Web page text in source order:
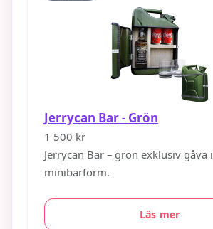
Jerrycan Bar - Grön
1 500 kr
Jerrycan Bar – grön exklusiv gåva i
minibarform.
Läs mer